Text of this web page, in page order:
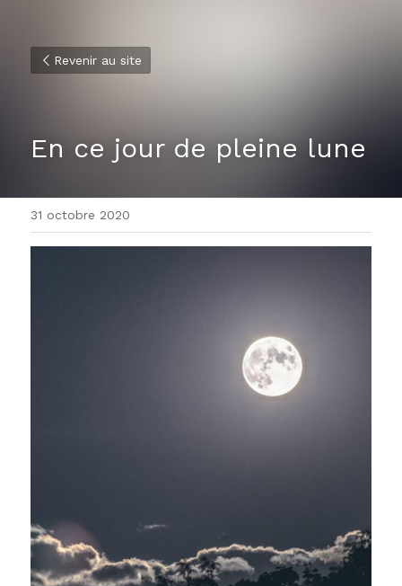
Revenir au site
En ce jour de pleine lune
31 octobre 2020